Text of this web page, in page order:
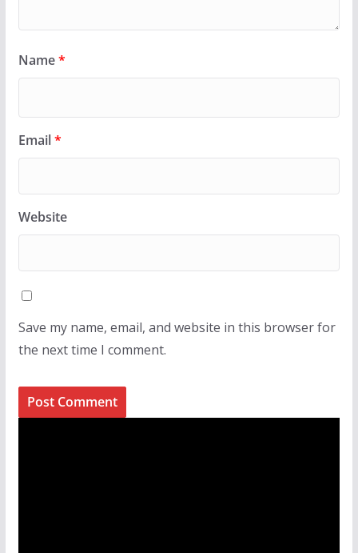
Name*
Email*
Website
Save my name, email, and website in this browser for
the next time I comment.